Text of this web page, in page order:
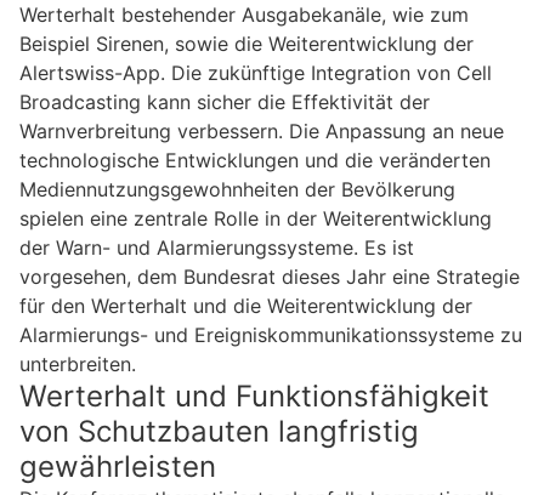
Werterhalt bestehender Ausgabekanäle, wie zum
Beispiel Sirenen, sowie die Weiterentwicklung der
Alertswiss-App. Die zukünftige Integration von Cell
Broadcasting kann sicher die Effektivität der
Warnverbreitung verbessern. Die Anpassung an neue
technologische Entwicklungen und die veränderten
Mediennutzungsgewohnheiten der Bevölkerung
spielen eine zentrale Rolle in der Weiterentwicklung
der Warn- und Alarmierungssysteme. Es ist
vorgesehen, dem Bundesrat dieses Jahr eine Strategie
für den Werterhalt und die Weiterentwicklung der
Alarmierungs- und Ereigniskommunikationssysteme zu
unterbreiten.
Werterhalt und Funktionsfähigkeit
von Schutzbauten langfristig
gewährleisten